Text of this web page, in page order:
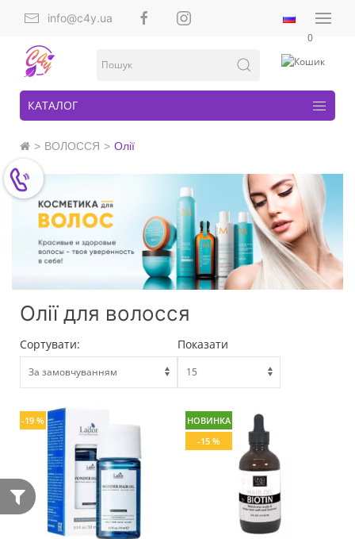
info@c4y.ua
0
КАТАЛОГ
ВОЛОССЯ Олії
Олії для волосся
Сортувати: Показати
-19 %
НОВИНКА
-15 %